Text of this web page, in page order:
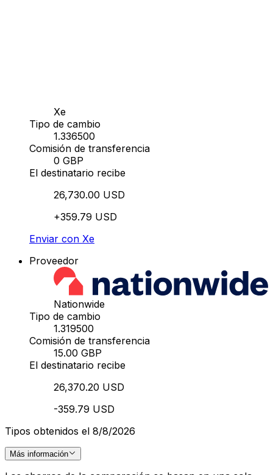
Xe
Tipo de cambio
1.336500
Comisión de transferencia
0 GBP
El destinatario recibe
26,730.00 USD
+359.79 USD
Enviar con Xe
Proveedor
Nationwide
Tipo de cambio
1.319500
Comisión de transferencia
15.00 GBP
El destinatario recibe
26,370.20 USD
-359.79 USD
Tipos obtenidos el 8/8/2026
Más información